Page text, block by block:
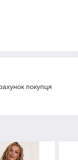
покупця